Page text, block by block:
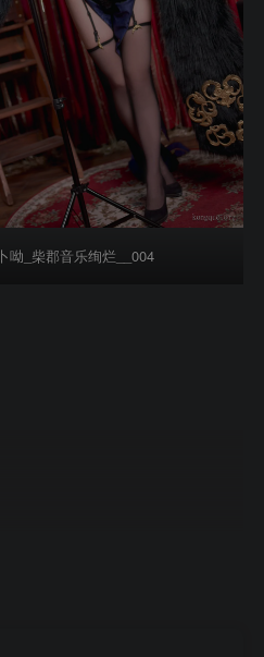
卜呦_柴郡音乐绚烂__004